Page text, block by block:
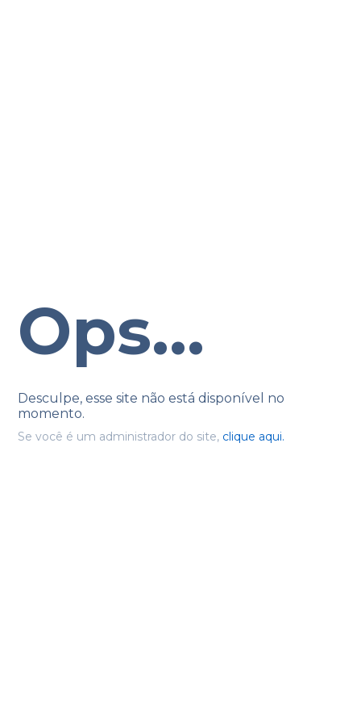
Ops...
Desculpe, esse site não está disponível no
momento.
Se você é um administrador do site, clique aqui.